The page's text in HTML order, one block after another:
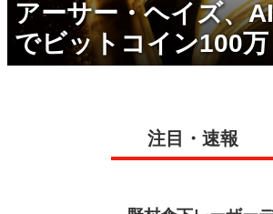
アーサー・ヘイズ、
でビットコイン100
注目・速報